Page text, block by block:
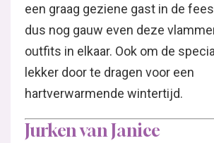
een graag geziene gast in de
dus nog gauw even deze
outfits in elkaar. Ook om de
lekker door te dragen voor een
hartverwarmende wintertijd.
Jurken van Janice